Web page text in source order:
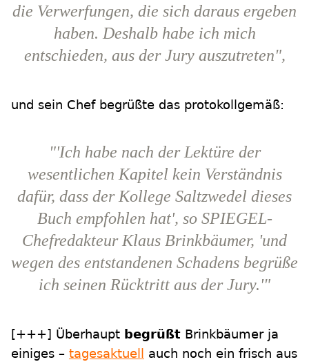
die Verwerfungen, die sich daraus ergeben
haben. Deshalb habe ich mich
entschieden, aus der Jury auszutreten",
und sein Chef begrüßte das protokollgemäß:
"'Ich habe nach der Lektüre der
wesentlichen Kapitel kein Verständnis
dafür, dass der Kollege Saltzwedel dieses
Buch empfohlen hat', so SPIEGEL-
Chefredakteur Klaus Brinkbäumer, 'und
wegen des entstandenen Schadens begrüße
ich seinen Rücktritt aus der Jury.'"
[+++] Überhaupt begrüßt Brinkbäumer ja
einiges – tagesaktuell auch noch ein frisch aus